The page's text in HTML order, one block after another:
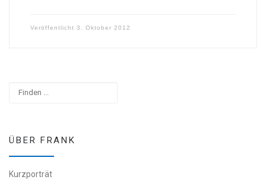
Veröffentlicht 3. Oktober 2012
ÜBER FRANK
Kurzporträt